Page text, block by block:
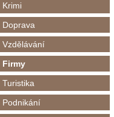
Krimi
Doprava
Vzdělávání
Firmy
Turistika
Podnikání